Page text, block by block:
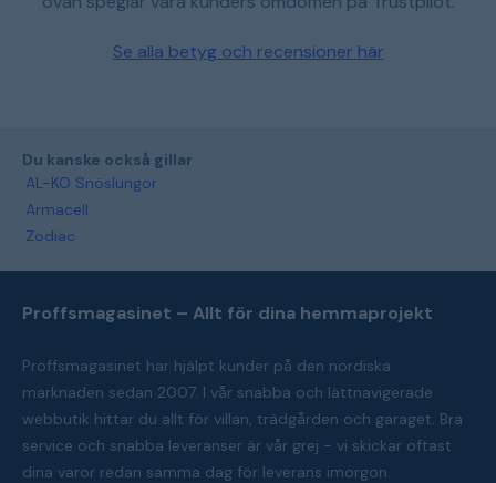
Se alla betyg och recensioner här
Du kanske också gillar
AL-KO Snöslungor
Armacell
Zodiac
Proffsmagasinet – Allt för dina hemmaprojekt
Proffsmagasinet har hjälpt kunder på den nordiska
marknaden sedan 2007. I vår snabba och lättnavigerade
webbutik hittar du allt för villan, trädgården och garaget. Bra
service och snabba leveranser är vår grej - vi skickar oftast
dina varor redan samma dag för leverans imorgon.